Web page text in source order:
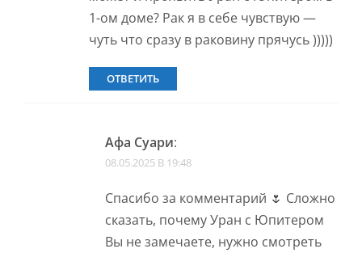
1-ом доме? Рак я в себе чувствую —
чуть что сразу в раковину прячусь )))))
ОТВЕТИТЬ
Афа Суари:
08.05.2025 В 19:48
Спасибо за комментарий 🌷 Сложно
сказать, почему Уран с Юпитером
Вы не замечаете, нужно смотреть